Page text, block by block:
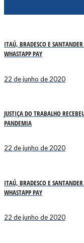
ITAÚ, BRADESCO E
WHASTAPP PAY
22 de junho de 2020
JUSTIÇA DO TRABALHO
PANDEMIA
22 de junho de 2020
ITAÚ, BRADESCO E
WHASTAPP PAY
22 de junho de 2020